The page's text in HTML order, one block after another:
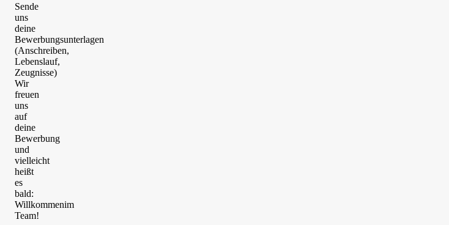
die
Hände,
Wochenende!
BERGMANN
Card
(viele
Vorteile
flexibel
nutzbar)
Zusätzlich
gibt
jeweils
deines
Gehalts
Urlaubs-
und
Sende
uns
deine
Bewerbungsunterlagen
(Anschreiben,
Lebenslauf,
Zeugnisse)
Wir
freuen
uns
auf
deine
Bewerbung
und
vielleicht
heißt
es
bald:
Willkommenim
Team!